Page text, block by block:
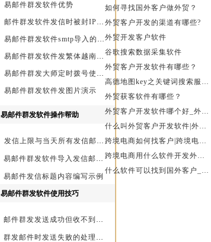
易邮件群发软件优势
邮件群发软件发信时被封IP怎么办
易邮件群发软件smtp导入的最简格式
易邮件群发软件发繁体越南文等外文演示
易邮件群发大师定时拨号使用设置方法
易邮件群发软件发图片演示
易邮件群发软件操作帮助
发信上限与当天所有发信邮箱达个数上限后再重复发X次关系
易邮件群发软件导入发信邮箱(导入SMTP)演示
易邮件发信标题内容编写示例
易邮件群发软件使用技巧
邮件群发发送成功但收不到邮件的处理步骤
群发邮件时发送失败的处理步骤
如何寻找国外客户做外贸？
外贸客户开发的渠道有哪些?
外贸开发客户软件
谷歌搜索数据采集软件
外贸客户开发软件有哪些？
高德地图key之关键词搜索服务充值方法
外贸获客软件有哪些？
外贸客户开发软件哪个好_外贸客户开发软件
什么叫外贸客户开发软件|外贸客户开发软件
跨境电商如何找客户|跨境电商怎样找客户|跨境电商如何开发外贸客户
跨境电商用什么软件开发外贸客户？
什么软件可以找到国外客户_外贸客户开发软件